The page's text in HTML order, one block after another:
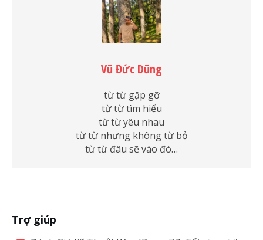
Vũ Đức Dũng
từ từ gặp gỡ
từ từ tìm hiểu
từ từ yêu nhau
từ từ nhưng không từ bỏ
từ từ đâu sẽ vào đó…
Trợ giúp